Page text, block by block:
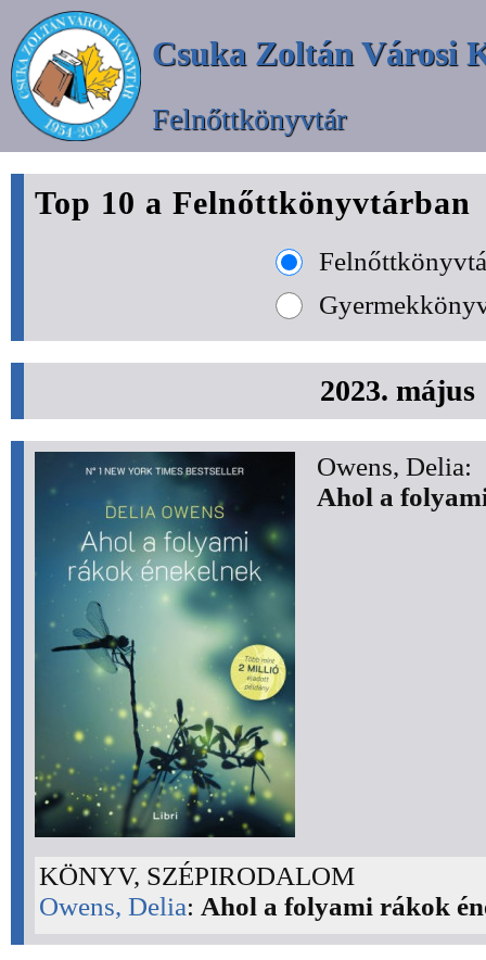
Csuka Zoltán Városi
Felnőttkönyvtár
Top 10 a Felnőttkönyvtárban
2023. május
Owens, Delia:
Ahol a
KÖNYV, SZÉPIRODALOM
Owens, Delia: Ahol a folyami rákok